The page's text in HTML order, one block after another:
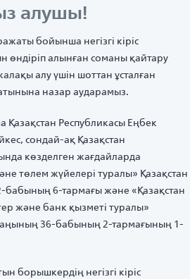
алушы!
бойынша негізгі кіріс
өндіріп алынған соманы қайтару
алу үшін шоттан ұсталған
назар аударамыз.
Қазақстан Республикасы Еңбек
сондай-ақ Қазақстан
көзделген жағдайларда
төлем жүйелері туралы» Қазақстан
бабының 6-тармағы және «Қазақстан
және банк қызметі туралы»
36-бабының 2-тармағының 1-
борышкердің негізгі кіріс